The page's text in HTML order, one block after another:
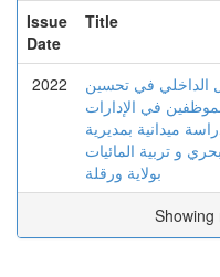
Issue
Date
Title
2022
الداخلي في تحسين
في الإدارات
ميدانية بمديرية
و تربية المائيات
بولاية ورقلة
Showing